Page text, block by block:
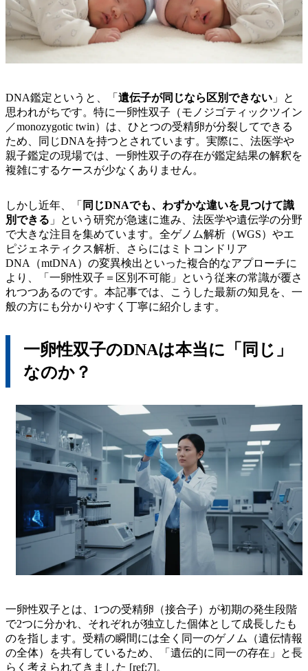
DNA鑑定というと、「 遺伝子が同じなら区別できない 」と
思われがちです。特に一卵性双子（モノジゴティックツイン
／monozygotic twin）は、ひとつの受精卵が分裂してできる
ため、同じDNAを持つとされています。実際に、法医学や
親子鑑定の現場では、一卵性双子の存在が鑑定結果の解釈を
複雑にするケースが少なくありません。
しかし近年、「 同じDNAでも、わずかな違いを見つけて識
別できる 」という研究が急速に進み、法医学や遺伝学の分野
で大きな注目を集めています。全ゲノム解析（WGS）やエ
ピジェネティクス解析、さらにはミトコンドリア
DNA（mtDNA）の変異検出といった複合的なアプローチに
より、「一卵性双子＝区別不可能」という従来の常識が覆さ
れつつあるのです。本記事では、こうした最新の知見を、一
般の方にも分かりやすく丁寧に紹介します。
一卵性双子のDNAは本当に「同じ」
なのか？
一卵性双子とは、1つの受精卵（接合子）が初期の発生段階
で2つに分かれ、それぞれが独立した個体として成長したも
のを指します。受精の瞬間には全く同一のゲノム（遺伝情報
の全体）を共有しているため、「遺伝的に同一の存在」と長
らく考えられてきました [ref:7]。